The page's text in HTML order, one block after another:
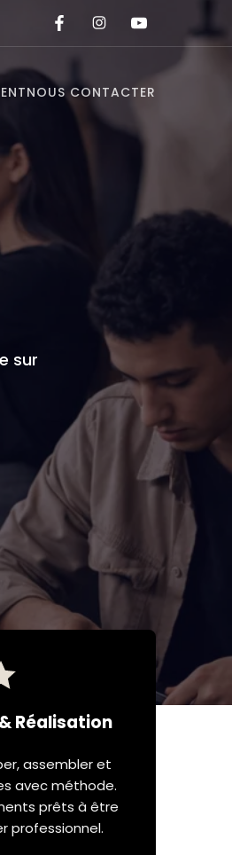
NOUS CONTACTER
sur
Réalisation
assembler et
avec méthode.
prêts à être
professionnel.